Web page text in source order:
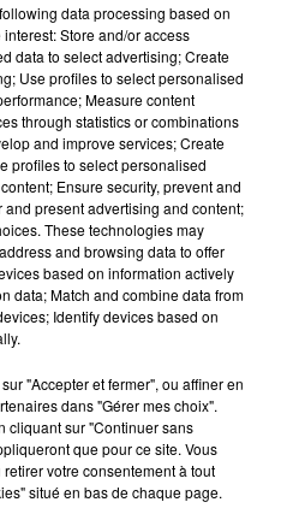
Test-24.01-Isabelle-de-
data processing based on
Store and/or access
data to select advertising; Create
Use profiles to select personalised
Measure content
through statistics or combinations
and improve services; Create
profiles to select personalised
Ensure security, prevent and
present advertising and content;
These technologies may
and browsing data to offer
based on information actively
data; Match and combine data from
Identify devices based on
"Accepter et fermer", ou affiner en
dans "Gérer mes choix".
cliquant sur "Continuer sans
que pour ce site. Vous
votre consentement à tout
situé en bas de chaque page.